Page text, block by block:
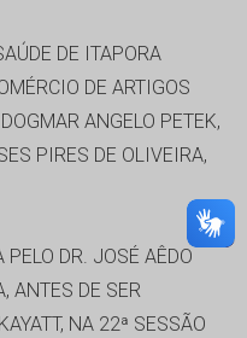
DE ITAPORA
DE ARTIGOS
ANGELO PETEK,
PIRES DE OLIVEIRA,
PELO DR. JOSÉ AÊDO
ANTES DE SER
NA 22ª SESSÃO